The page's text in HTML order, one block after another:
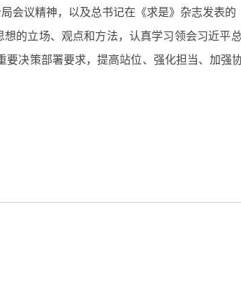
会议精神，以及总书记在《求是》杂志发表的
想的立场、观点和方法， 认真学习领会习近平
要决策部署要求，提高站位、 强化担当、加强